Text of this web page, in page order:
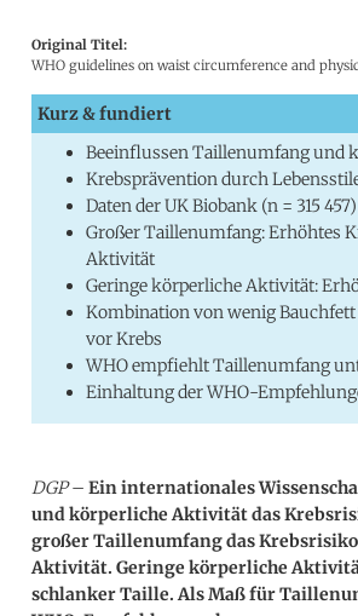
Original Titel:
WHO guidelines on waist circumference and
Kurz & fundiert
Beeinflussen Taillenumfang und
Krebsprävention durch
Daten der UK Biobank (n = 315 457)
Großer Taillenumfang: Erhöhtes
Aktivität
Geringe körperliche Aktivität:
Kombination von wenig
vor Krebs
WHO empfiehlt Taillenumfang
Einhaltung der WHO-
DGP– Ein internationales
und körperliche Aktivität das
großer Taillenumfang das
Aktivität. Geringe körperliche
schlanker Taille. Als Maß für